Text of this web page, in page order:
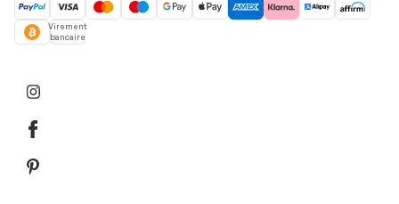
Virement
bancaire